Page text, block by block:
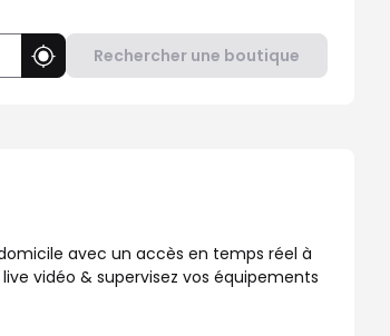
Utiliser ma position
Rechercher une boutique
avec un accès en temps réel à
vidéo & supervisez vos équipements
votre boutique SFR !